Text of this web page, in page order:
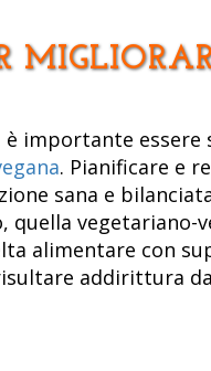
importante essere
. Pianificare e
sana e
quella vegetariano-
alimentare con
addirittura